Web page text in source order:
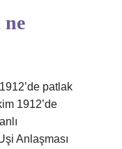
ne
patlak
1912’de
Anlaşması